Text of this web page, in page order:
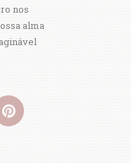
nos
alma